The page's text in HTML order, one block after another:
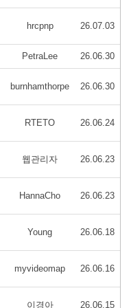
hrcpnp 26.07.03
PetraLee 26.06.30
burnhamthorpe 26.06.30
RTETO 26.06.24
웹관리자 26.06.23
HannaCho 26.06.23
Young 26.06.18
myvideomap 26.06.16
이경아 26.06.15